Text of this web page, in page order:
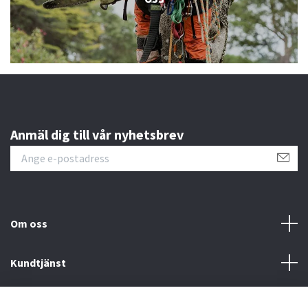
Anmäl dig till vår nyhetsbrev
Om oss
Kundtjänst